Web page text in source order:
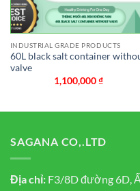
INDUSTRIAL GRADE PRODUCTS
60L black salt container
valve
1,100,000₫
SAGANA CO,.LTD
Địa chỉ: F3/8D đường 6D,